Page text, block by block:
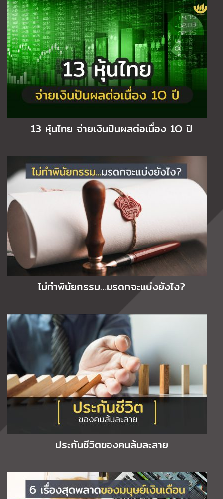
13 หุ้นไทย จ่ายเงินปันผลต่อเนื่อง 1O ปี
ไม่ทำพินัยกรรม…มรดกจะแบ่งยังไง?
ประกันชีวิตของคนล้มละลาย